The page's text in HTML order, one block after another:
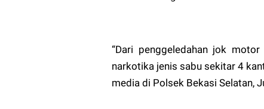
“Dari penggeledahan jok
narkotika jenis sabu sekitar 4
media di Polsek Bekasi Selatan,